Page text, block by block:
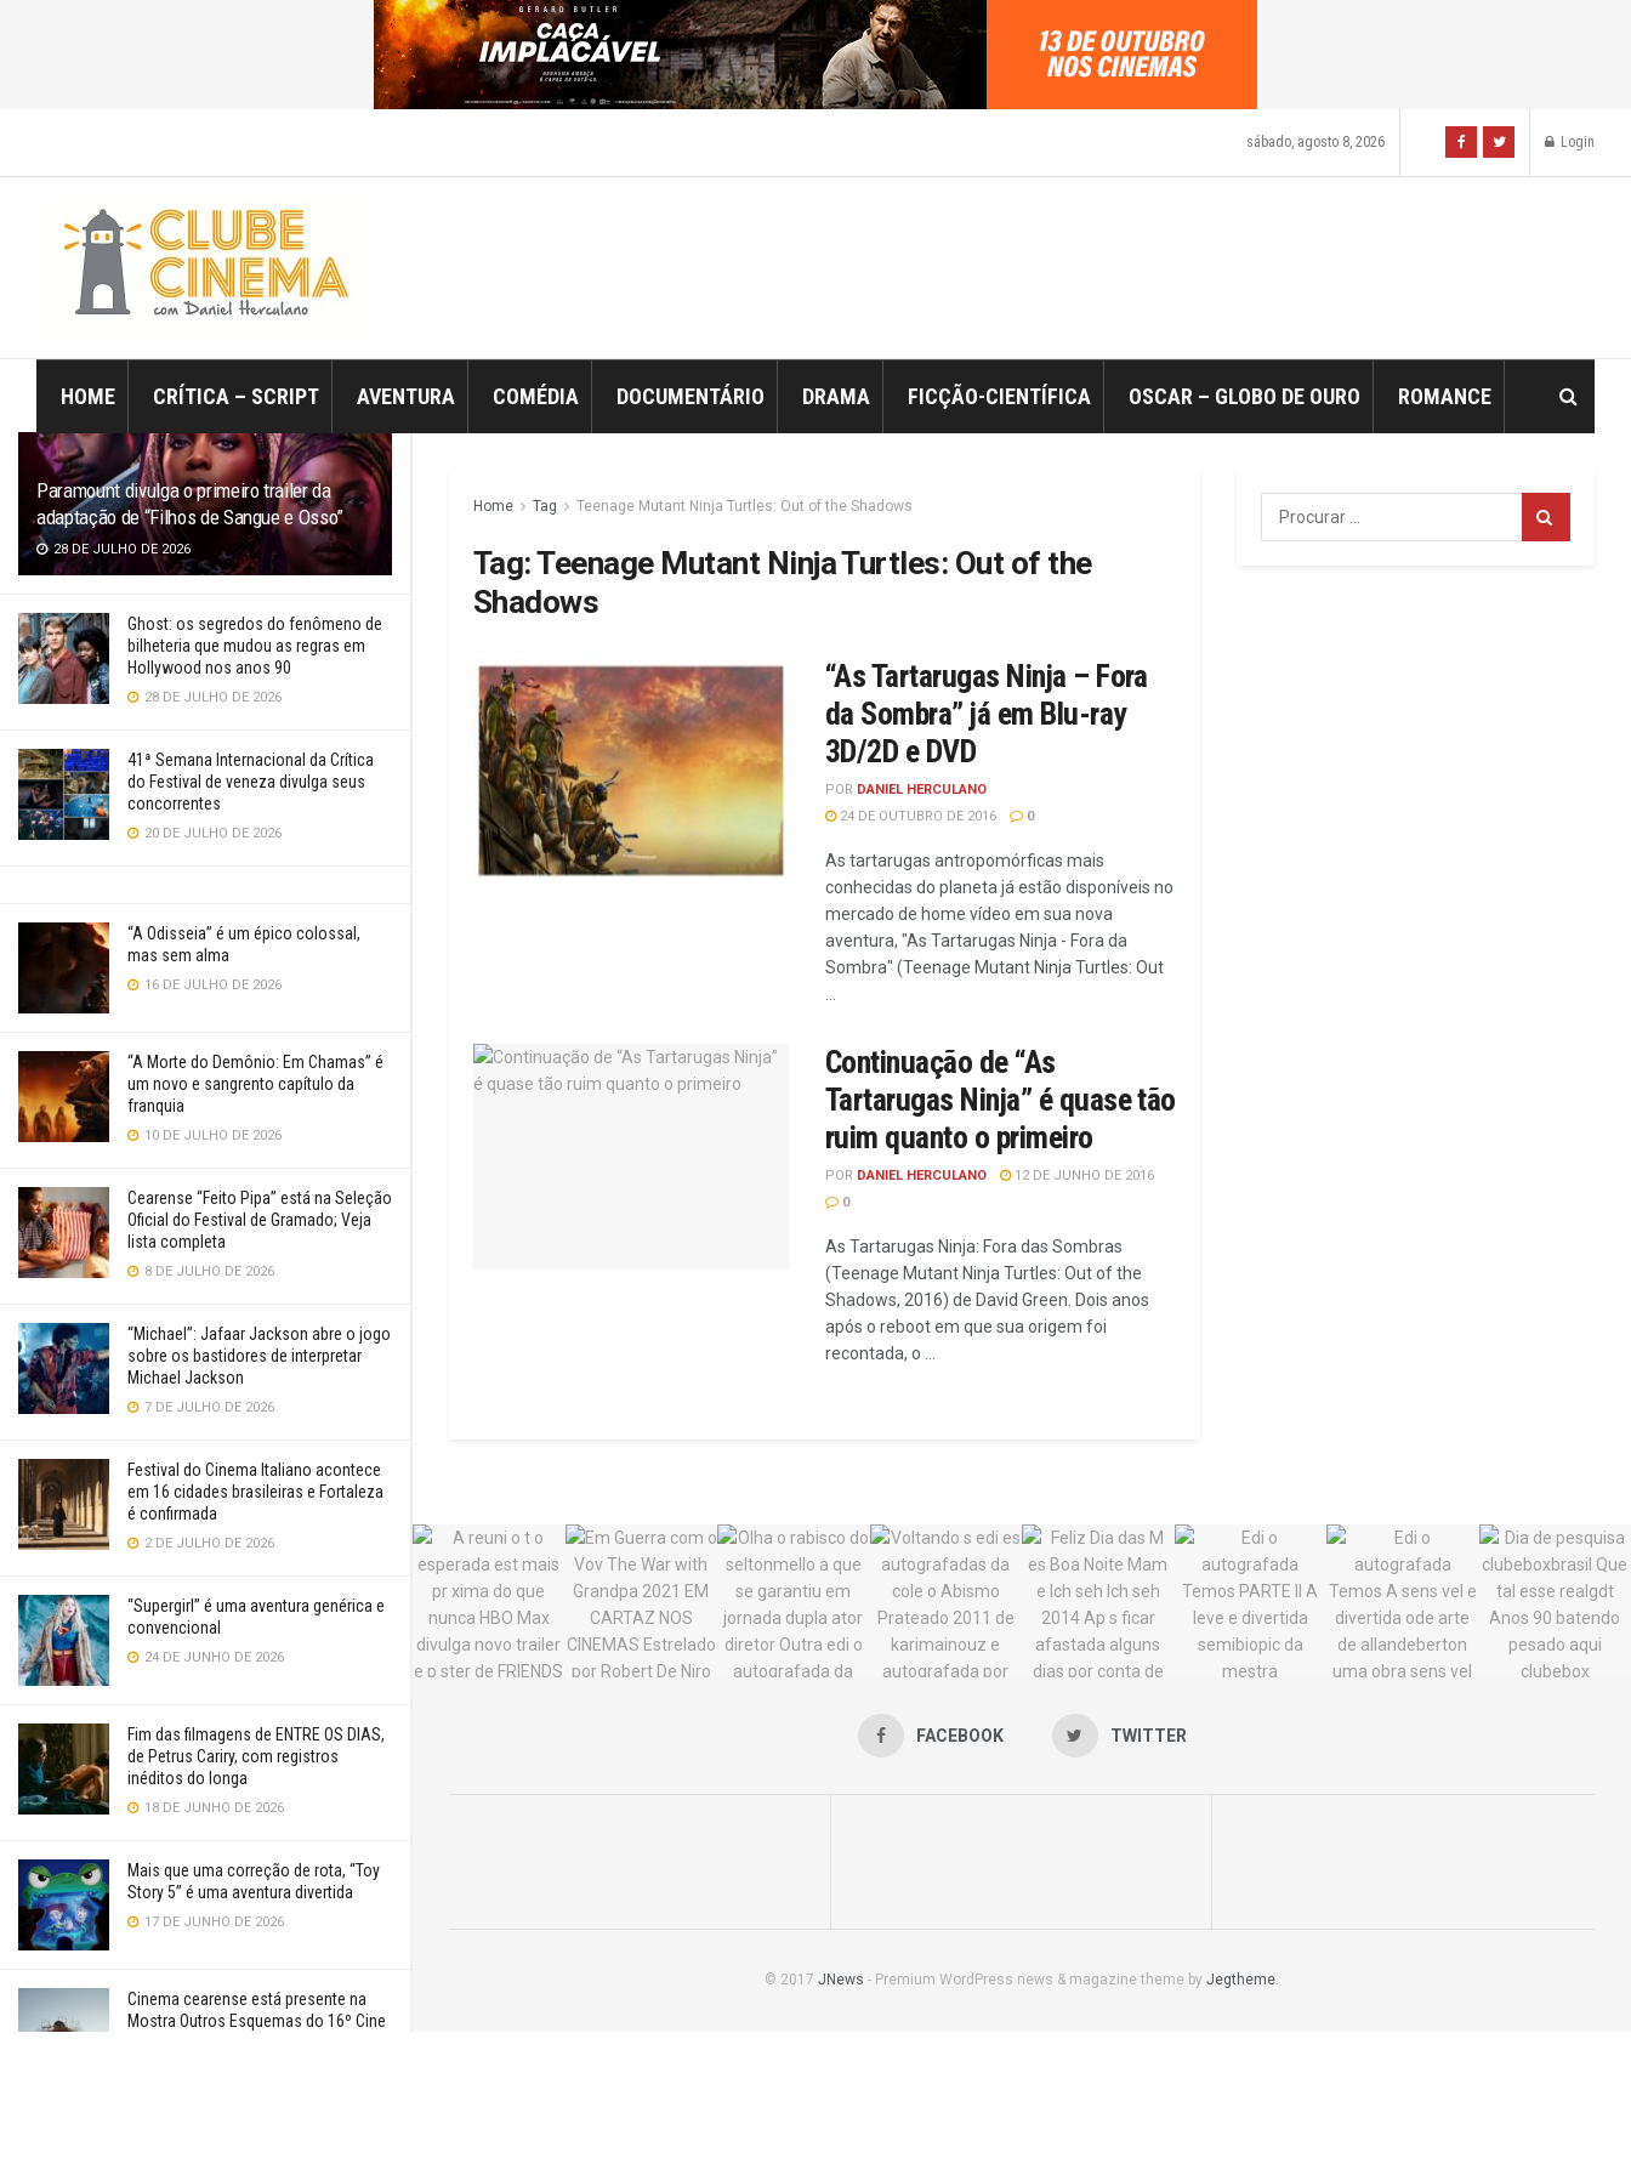
Paramount divulga o primeiro trailer da
adaptação de “Filhos de Sangue e Osso”
28 DE JULHO DE 2026
Ghost: os segredos do fenômeno de
bilheteria que mudou as regras em
Hollywood nos anos 90
28 DE JULHO DE 2026
41ª Semana Internacional da Crítica
do Festival de veneza divulga seus
concorrentes
20 DE JULHO DE 2026
“A Odisseia” é um épico colossal,
mas sem alma
16 DE JULHO DE 2026
“A Morte do Demônio: Em Chamas” é
um novo e sangrento capítulo da
franquia
10 DE JULHO DE 2026
Cearense “Feito Pipa” está na Seleção
Oficial do Festival de Gramado; Veja
lista completa
8 DE JULHO DE 2026
“Michael”: Jafaar Jackson abre o jogo
sobre os bastidores de interpretar
Michael Jackson
7 DE JULHO DE 2026
Festival do Cinema Italiano acontece
em 16 cidades brasileiras e Fortaleza
é confirmada
2 DE JULHO DE 2026
“Supergirl” é uma aventura genérica e
convencional
24 DE JUNHO DE 2026
Fim das filmagens de ENTRE OS DIAS,
de Petrus Cariry, com registros
inéditos do longa
18 DE JUNHO DE 2026
Mais que uma correção de rota, “Toy
Story 5” é uma aventura divertida
17 DE JUNHO DE 2026
Cinema cearense está presente na
Mostra Outros Esquemas do 16º Cine
sábado, agosto 8, 2026 Login
HOME CRÍTICA – SCRIPT AVENTURA COMÉDIA DOCUMENTÁRIO DRAMA FICÇÃO-CIENTÍFICA OSCAR – GLOBO DE OURO ROMANCE
Home Tag Teenage Mutant Ninja Turtles: Out of the Shadows
Tag:Teenage Mutant Ninja Turtles: Out of the
Shadows
“As Tartarugas Ninja – Fora
da Sombra” já em Blu-ray
3D/2D e DVD
POR DANIEL HERCULANO
24 DE OUTUBRO DE 2016
0
As tartarugas antropomórficas mais
conhecidas do planeta já estão disponíveis no
mercado de home vídeo em sua nova
aventura, "As Tartarugas Ninja - Fora da
Sombra" (Teenage Mutant Ninja Turtles: Out
Continuação de “As
Tartarugas Ninja” é quase tão
ruim quanto o primeiro
POR DANIEL HERCULANO
12 DE JUNHO DE 2016
0
As Tartarugas Ninja: Fora das Sombras
(Teenage Mutant Ninja Turtles: Out of the
Shadows, 2016) de David Green. Dois anos
após o reboot em que sua origem foi
recontada, o ...
FACEBOOK TWITTER
© 2017 JNews - Premium WordPress news & magazine theme by Jegtheme